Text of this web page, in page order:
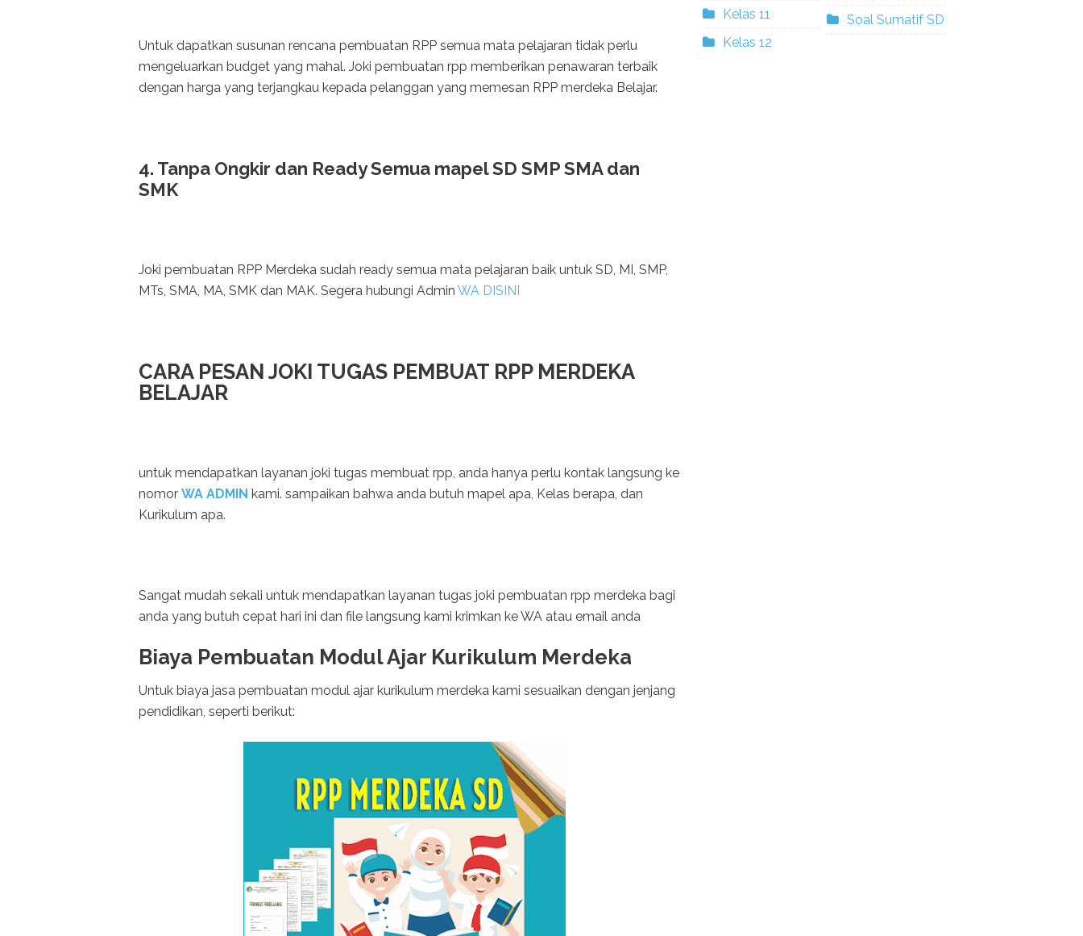
Untuk dapatkan susunan rencana pembuatan RPP semua mata pelajaran tidak perlu
mengeluarkan budget yang mahal. Joki pembuatan rpp memberikan penawaran terbaik
dengan harga yang terjangkau kepada pelanggan yang memesan RPP merdeka Belajar.
4. Tanpa Ongkir dan Ready Semua mapel SD SMP SMA dan
SMK
Joki pembuatan RPP Merdeka sudah ready semua mata pelajaran baik untuk SD, MI, SMP,
MTs, SMA, MA, SMK dan MAK. Segera hubungi Admin WA DISINI
CARA PESAN JOKI TUGAS PEMBUAT RPP MERDEKA
BELAJAR
untuk mendapatkan layanan joki tugas membuat rpp, anda hanya perlu kontak langsung ke
nomor WA ADMIN kami. sampaikan bahwa anda butuh mapel apa, Kelas berapa, dan
Kurikulum apa.
Sangat mudah sekali untuk mendapatkan layanan tugas joki pembuatan rpp merdeka bagi
anda yang butuh cepat hari ini dan file langsung kami krimkan ke WA atau email anda
Biaya Pembuatan Modul Ajar Kurikulum Merdeka
Untuk biaya jasa pembuatan modul ajar kurikulum merdeka kami sesuaikan dengan jenjang
pendidikan, seperti berikut:
Kelas 11
Kelas 12
Soal Sumatif SD